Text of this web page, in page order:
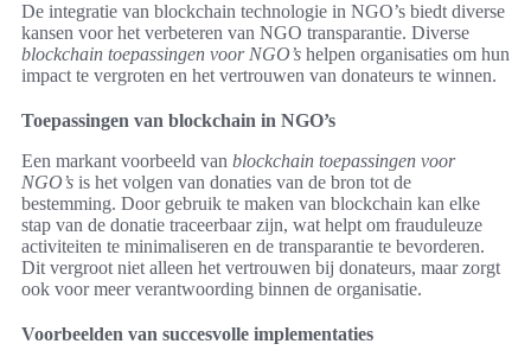
De integratie van blockchain technologie in NGO’s biedt diverse
kansen voor het verbeteren van NGO transparantie. Diverse
blockchain toepassingen voor NGO’s helpen organisaties om hun
impact te vergroten en het vertrouwen van donateurs te winnen.
Toepassingen van blockchain in NGO’s
Een markant voorbeeld van blockchain toepassingen voor
NGO’s is het volgen van donaties van de bron tot de
bestemming. Door gebruik te maken van blockchain kan elke
stap van de donatie traceerbaar zijn, wat helpt om frauduleuze
activiteiten te minimaliseren en de transparantie te bevorderen.
Dit vergroot niet alleen het vertrouwen bij donateurs, maar zorgt
ook voor meer verantwoording binnen de organisatie.
Voorbeelden van succesvolle implementaties